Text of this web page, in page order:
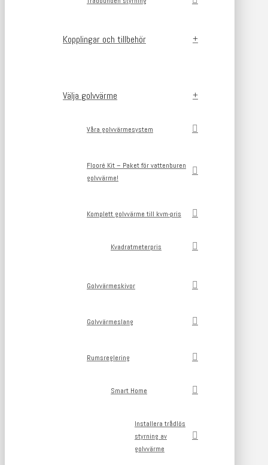
Kopplingar och tillbehör
Välja golvvärme
Våra golvvärmesystem
Flooré Kit – Paket för vattenburen
golvvärme!
Komplett golvvärme till kvm-pris
Kvadratmeterpris
Golvvärmeskivor
Golvvärmeslang
Rumsreglering
Smart Home
Installera trådlös
styrning av
golvvärme